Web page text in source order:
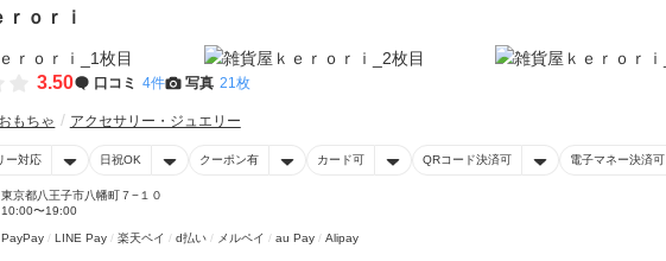
ｏｒｉ
3.50 口コミ 4件 写真 21枚
もちゃ アクセサリー・ジュエリー
ー対応 日祝OK クーポン有 カード可 QRコード決済可 電子マネー決済可
東京都八王子市八幡町７−１０
10:00〜19:00
PayPay LINE Pay 楽天ペイ d払い メルペイ au Pay Alipay